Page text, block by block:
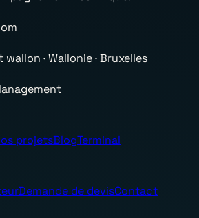
· Wallonie · Bruxelles
projetsBlogTerminal
Demande de devisContact